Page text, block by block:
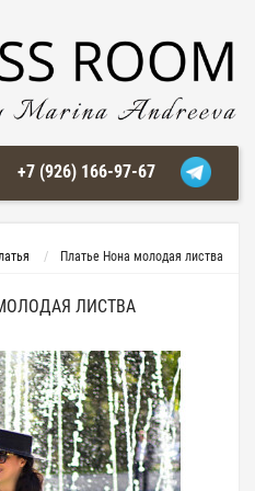
+7 (926) 166-97-67
Платье Нона молодая листва
ЛИСТВА